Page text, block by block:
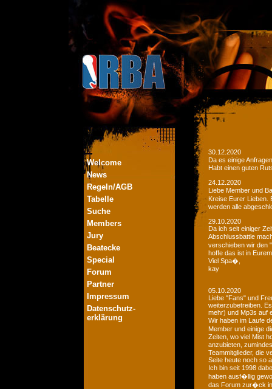
Welcome
News
Regeln/AGB
Tabelle
Suche
Members
Jury
Beatecke
Special
Forum
Partner
Impressum
Datenschutz-
erklärung
30.12.2020
Da es einige
Habt einen guten
24.12.2020
Liebe Member und
Kreise Eurer Lieben.
werden alle
29.10.2020
Da ich seit einiger
Abschlussbattle
verschieben wir den
hoffe das ist in
Viel Spa�,
kay
05.10.2020
Liebe "Fans" und
weiterzubetreiben.
mehr) und Mp3s auf
Wir haben im Laufe
Member und einige
Zeiten, wo viel Mist
anzubieten,
Teammitglieder, die
Seite heute noch so
Ich bin seit 1998
haben ausf�llig
das Forum zur�ck